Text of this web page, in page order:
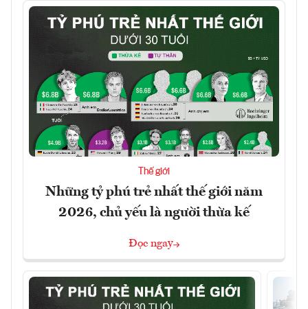
Thế giới
Những tỷ phú trẻ nhất thế giới năm
2026, chủ yếu là người thừa kế
Đọc ngay